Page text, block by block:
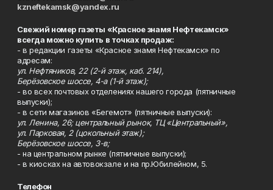
kzneftekamsk@yandex.ru
Свежий номер газеты «Красное знамя Нефтекамск»
всегда можно купить в точках продаж:
- в редакции газеты «Красное знамя Нефтекамск» по
адресам:
ул. Нефтяников, 22 (2-й этаж, каб. 214),
Берёзовское шоссе, 4-а (1-й этаж);
- во всех почтовых отделениях нашего города (пятничные
выпуски);
- в сети магазинов «Бегемот» (пятничные выпуски):
ул. Ленина, 26; центральный рынок, ТЦ «Центральный»,
ул. Парковая, 2 (цокольный этаж);
Берёзовское шоссе, 3-в;
- на центральном рынке (пятничные выпуски);
- в киосках на автовокзале и на пр.Юбилейном, 5.
Телефон